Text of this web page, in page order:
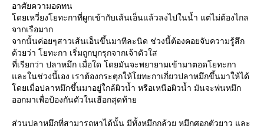
อาศัยความอดทน
ดยเหวี่ยงโยทะกาที่ผูกเข้ากับเส้นเอ็นแล้วลงไปในน้ำ แต่ไม่ต้องไกล
จากเรือมาก
จากนั้นค่อยๆสาวเส้นเอ็นขึ้นมาทีละนิด ช่วงนี้ต้องคอยจับความรู้สึก
ด้วยว่า โยทะกา เริ่มถูกบุกรุกจากเจ้าตัวใส
ที่เรียกว่า ปลาหมึก เมื่อใด โดยมันจะพยายามเข้ามาตอดโยทะกา
ละในช่วงนี้เอง เราต้องกระตุกให้โยทะกาเกี่ยวปลาหมึกขึ้นมาให้ได้
ดยเมื่อปลาหมึกขึ้นมาอยู่ใกล้ผิวน้ำ หรือเหนือผิวน้ำ มันจะพ่นหมึก
ออกมาเพื่อป้องกันตัวในเฮือกสุดท้า
ส่วนปลาหมึกที่สามารถหาได้นั้น มีทั้งหมึกกล้วย หมึกศอกตัวยาว และ